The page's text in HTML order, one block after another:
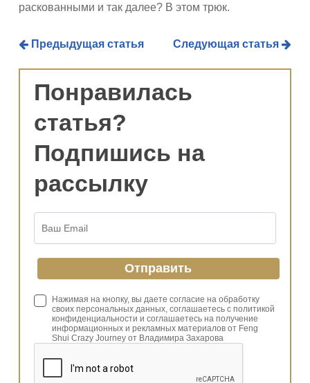
раскованными и так далее? В этом трюк.
Предыдущая статья Следующая статья
Понравилась
статья?
Подпишись на
рассылку
Нажимая на кнопку, вы даете согласие на обработку
своих персональных данных, соглашаетесь с политикой
конфиденциальности и соглашаетесь на получение
информационных и рекламных материалов от Feng
Shui Crazy Journey от Владимира Захарова